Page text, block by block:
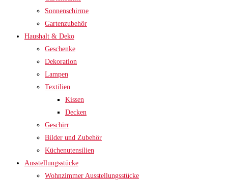
Sonnenschirme
Gartenzubehör
Haushalt & Deko
Geschenke
Dekoration
Lampen
Textilien
Kissen
Decken
Geschirr
Bilder und Zubehör
Küchenutensilien
Ausstellungsstücke
Wohnzimmer Ausstellungsstücke